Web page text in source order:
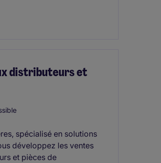
distributeurs et
spécialisé en solutions
développez les ventes
et pièces de